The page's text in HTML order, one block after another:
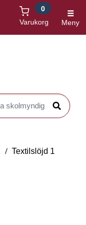
Varukorg
0
Meny
Sök
Textilslöjd 1